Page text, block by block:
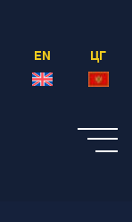
EN ЦГ